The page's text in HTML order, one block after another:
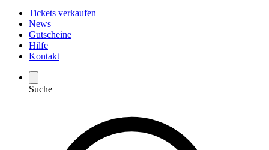
Tickets verkaufen
News
Gutscheine
Hilfe
Kontakt
Suche